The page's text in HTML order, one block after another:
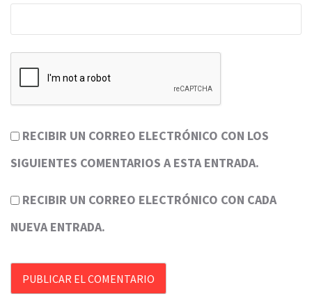
RECIBIR UN CORREO ELECTRÓNICO CON LOS
SIGUIENTES COMENTARIOS A ESTA ENTRADA.
RECIBIR UN CORREO ELECTRÓNICO CON CADA
NUEVA ENTRADA.